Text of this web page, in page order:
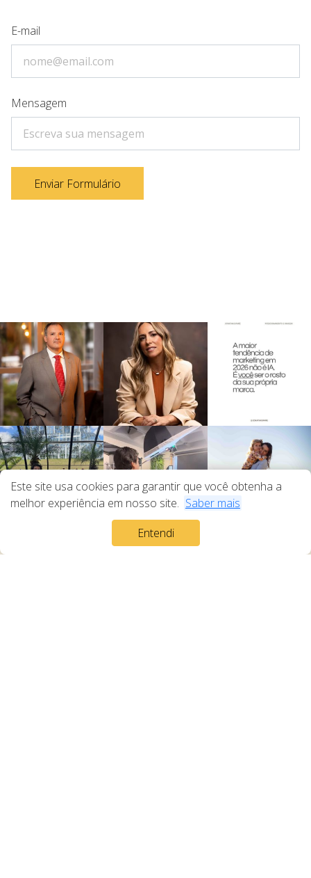
Este site usa cookies para garantir que você obtenha a
melhor experiência em nosso site. Saber mais
Entendi
E-mail
Mensagem
Enviar Formulário